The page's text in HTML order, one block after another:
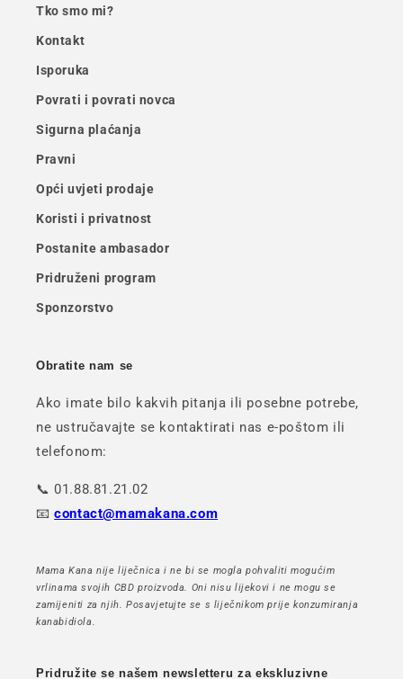
Tko smo mi?
Kontakt
Isporuka
Povrati i povrati novca
Sigurna plaćanja
Pravni
Opći uvjeti prodaje
Koristi i privatnost
Postanite ambasador
Pridruženi program
Sponzorstvo
Obratite nam se
Ako imate bilo kakvih pitanja ili posebne potrebe,
ne ustručavajte se kontaktirati nas e-poštom ili
telefonom:
📞 01.88.81.21.02
📧contact@mamakana.com
Mama Kana nije liječnica i ne bi se mogla pohvaliti mogućim
vrlinama svojih CBD proizvoda. Oni nisu lijekovi i ne mogu se
zamijeniti za njih. Posavjetujte se s liječnikom prije konzumiranja
kanabidiola.
Pridružite se našem newsletteru za ekskluzivne